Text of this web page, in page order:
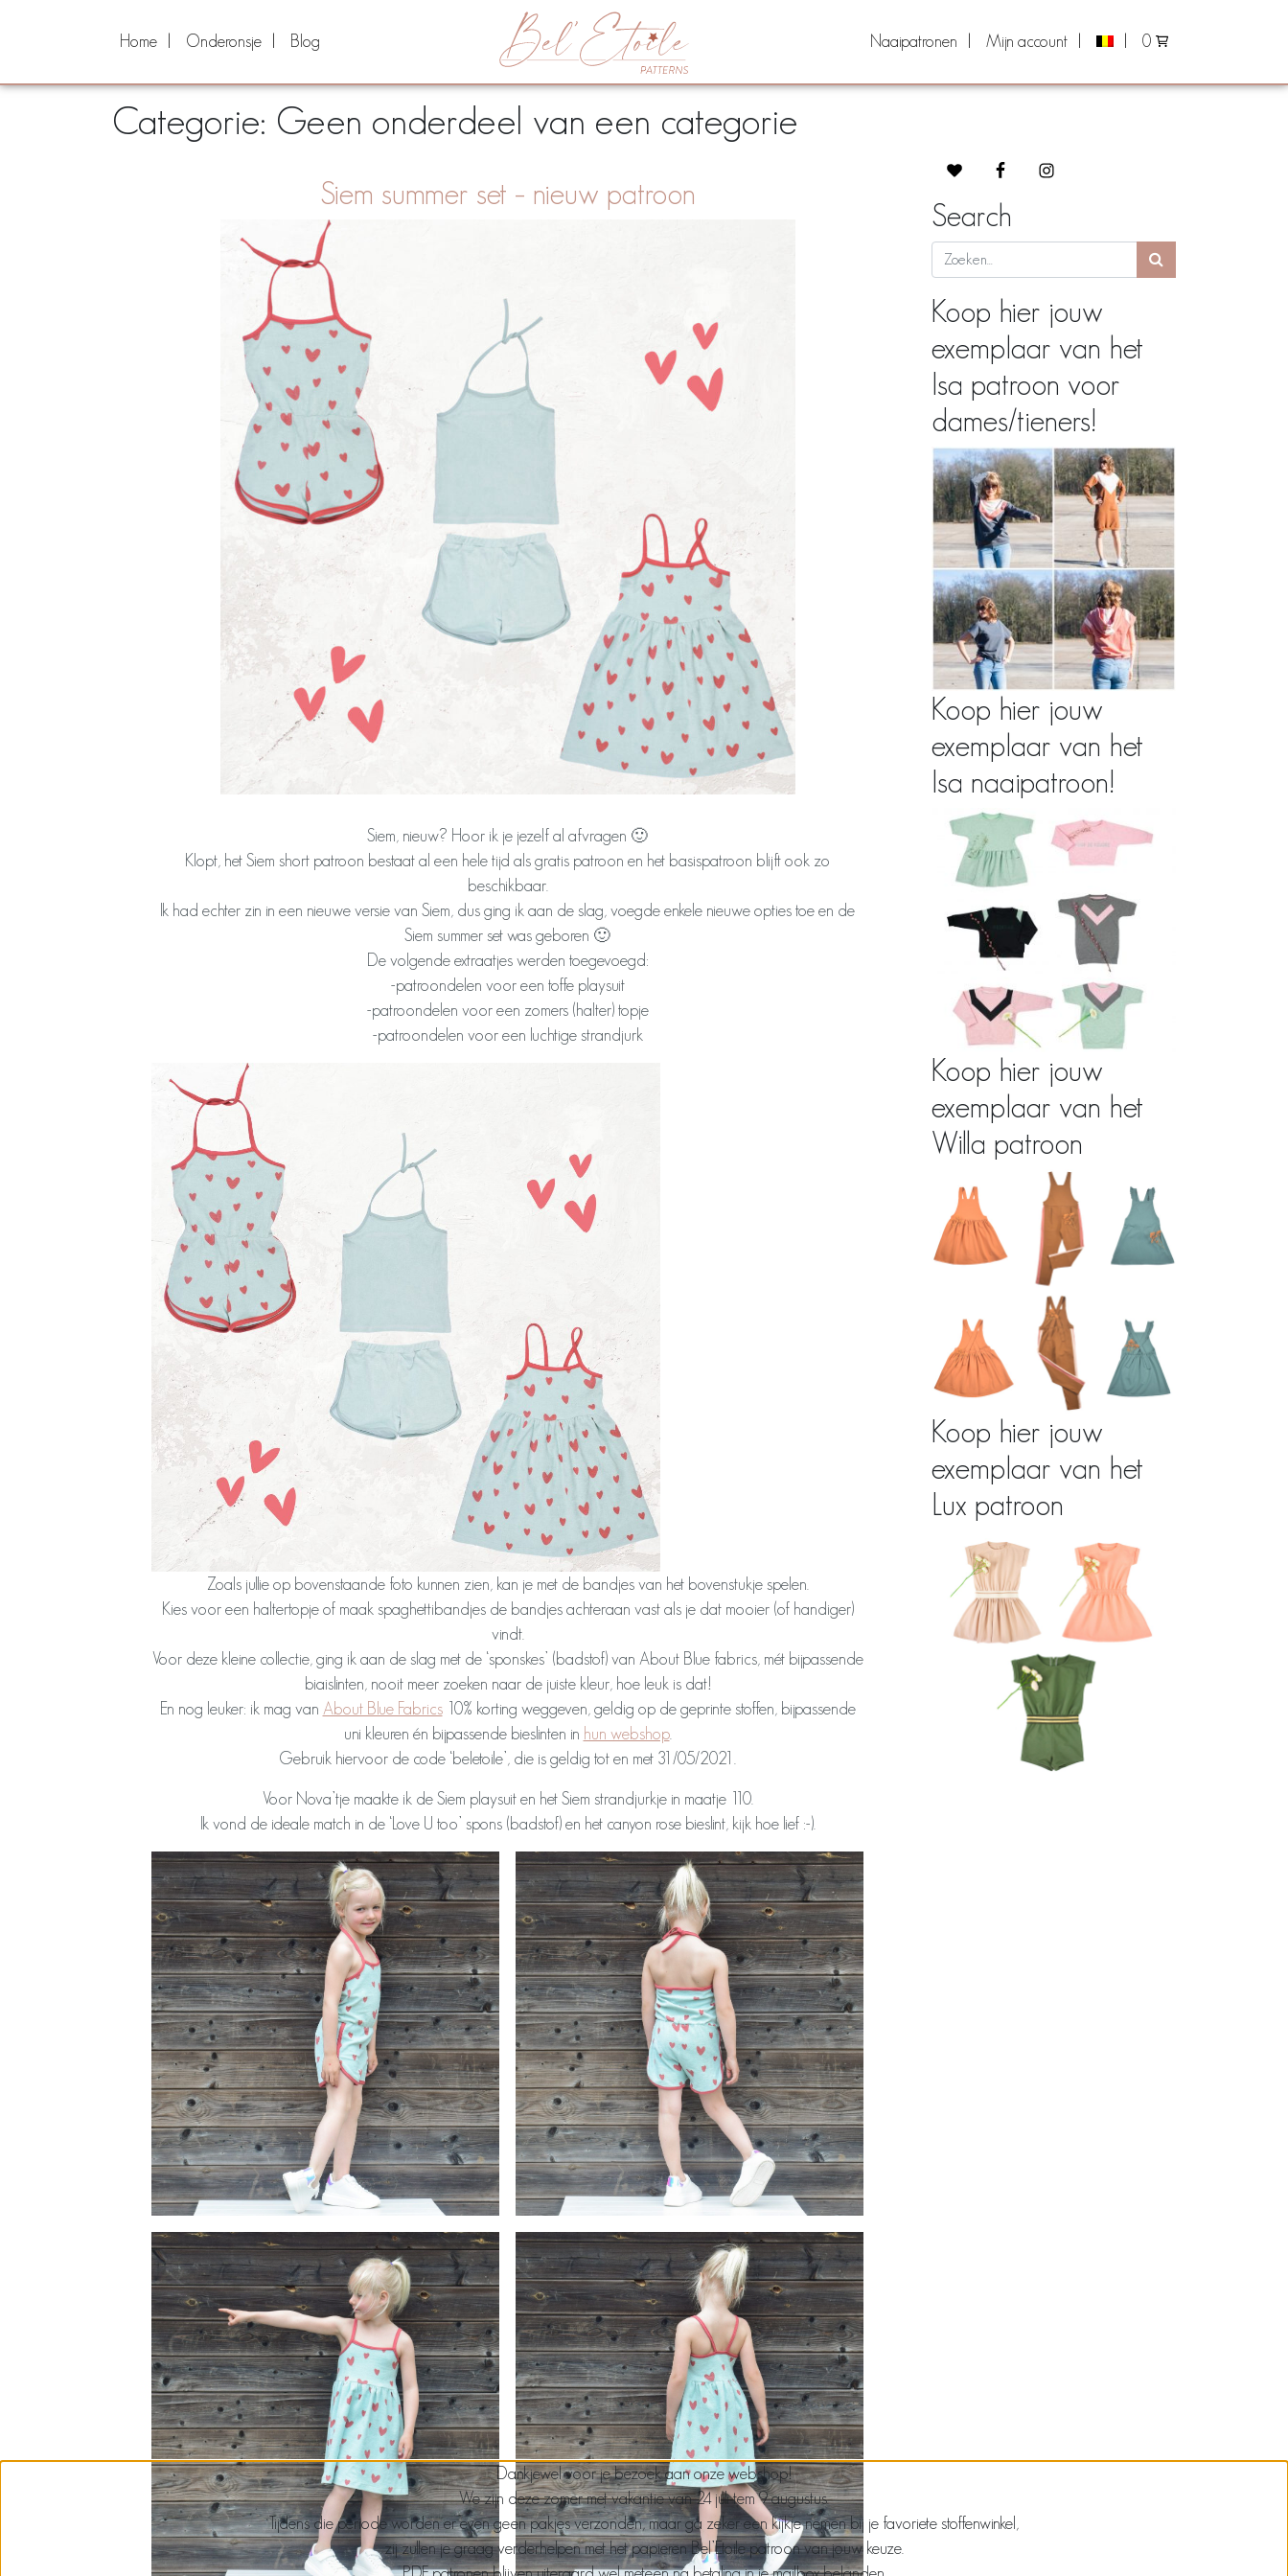
Home Onderonsje Blog Naaipatronen Mijn account 0
Categorie: Geen onderdeel van een categorie
Siem summer set – nieuw patroon
Siem, nieuw? Hoor ik je jezelf al afvragen 🙂
Klopt, het Siem short patroon bestaat al een hele tijd als gratis patroon en het basispatroon blijft ook zo
beschikbaar.
Ik had echter zin in een nieuwe versie van Siem, dus ging ik aan de slag, voegde enkele nieuwe opties toe en de
Siem summer set was geboren 🙂
De volgende extraatjes werden toegevoegd:
-patroondelen voor een toffe playsuit
-patroondelen voor een zomers (halter) topje
-patroondelen voor een luchtige strandjurk
Zoals jullie op bovenstaande foto kunnen zien, kan je met de bandjes van het bovenstukje spelen.
Kies voor een haltertopje of maak spaghettibandjes de bandjes achteraan vast als je dat mooier (of handiger)
vindt.
Voor deze kleine collectie, ging ik aan de slag met de ‘sponskes’ (badstof) van About Blue fabrics, mét bijpassende
biaislinten, nooit meer zoeken naar de juiste kleur, hoe leuk is dat!
En nog leuker: ik mag van About Blue Fabrics10% korting weggeven, geldig op de geprinte stoffen, bijpassende
uni kleuren én bijpassende bieslinten in hun webshop.
Gebruik hiervoor de code ‘beletoile’, die is geldig tot en met 31/05/2021.
Voor Nova’tje maakte ik de Siem playsuit en het Siem strandjurkje in maatje 110.
Ik vond de ideale match in de ‘Love U too’ spons (badstof) en het canyon rose bieslint, kijk hoe lief :-).
Search
Koop hier jouw
exemplaar van het
Isa patroon voor
dames/tieners!
Koop hier jouw
exemplaar van het
Isa naaipatroon!
Koop hier jouw
exemplaar van het
Willa patroon
Koop hier jouw
exemplaar van het
Lux patroon
Dankjewel voor je bezoek aan onze webshop!
We zijn deze zomer met vakantie van 24 juli tem 9 augustus.
Tijdens die periode worden er even geen pakjes verzonden, maar ga zeker een kijkje nemen bij je favoriete stoffenwinkel,
zij zullen je graag verderhelpen met het papieren Bel’Etoile patroon van jouw keuze.